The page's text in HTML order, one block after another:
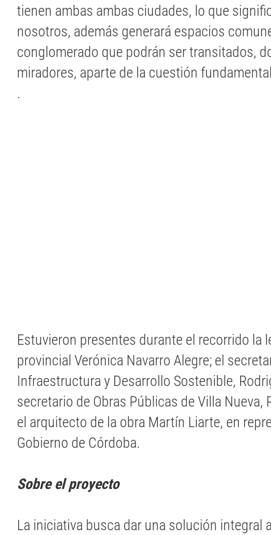
tienen ambas ambas ciudades, lo que
nosotros, además generará espacios
conglomerado que podrán ser transitados,
miradores, aparte de la cuestión
.
Estuvieron presentes durante el recorrido la
provincial Verónica Navarro Alegre; el
Infraestructura y Desarrollo Sostenible,
secretario de Obras Públicas de Villa Nueva,
el arquitecto de la obra Martín Liarte, en
Gobierno de Córdoba.
Sobre el proyecto
La iniciativa busca dar una solución integral